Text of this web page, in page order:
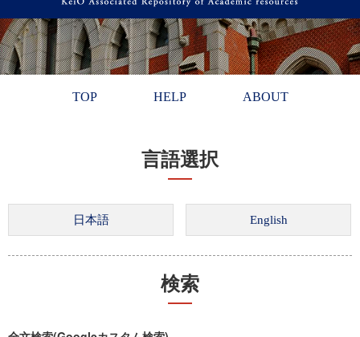
TOP HELP ABOUT
言語選択
検索